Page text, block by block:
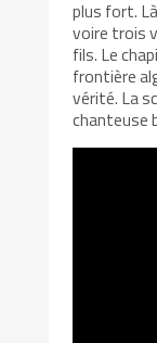
plus fort.
voire trois
fils. Le
frontière
vérité. La
chanteuse